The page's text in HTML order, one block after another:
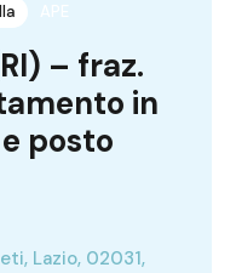
APE
– fraz.
in
posto
Lazio, 02031,